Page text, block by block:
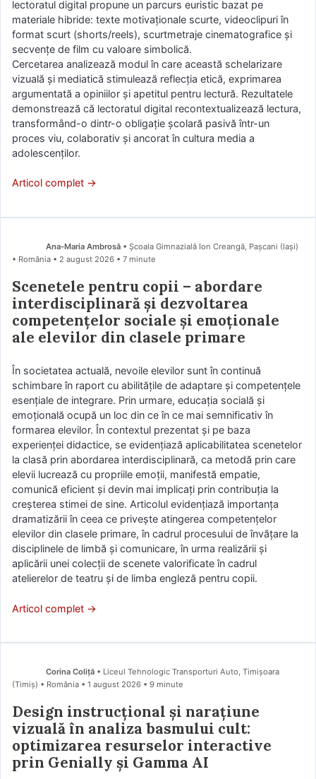
lectoratul digital propune un parcurs euristic bazat pe
materiale hibride: texte motivaționale scurte, videoclipuri în
format scurt (shorts/reels), scurtmetraje cinematografice și
secvențe de film cu valoare simbolică.
Cercetarea analizează modul în care această schelarizare
vizuală și mediatică stimulează reflecția etică, exprimarea
argumentată a opiniilor și apetitul pentru lectură. Rezultatele
demonstrează că lectoratul digital recontextualizează lectura,
transformând-o dintr-o obligație școlară pasivă într-un
proces viu, colaborativ și ancorat în cultura media a
adolescenților.
Articol complet →
Ana-Maria Ambrosă • Școala Gimnazială Ion Creangă, Pașcani (Iaşi)
• România
2 august 2026 • 7 minute
Scenetele pentru copii – abordare
interdisciplinară și dezvoltarea
competențelor sociale și emoționale
ale elevilor din clasele primare
În societatea actuală, nevoile elevilor sunt în continuă
schimbare în raport cu abilitățile de adaptare și competențele
esențiale de integrare. Prin urmare, educația socială și
emoțională ocupă un loc din ce în ce mai semnificativ în
formarea elevilor. În contextul prezentat și pe baza
experienței didactice, se evidențiază aplicabilitatea scenetelor
la clasă prin abordarea interdisciplinară, ca metodă prin care
elevii lucrează cu propriile emoții, manifestă empatie,
comunică eficient și devin mai implicați prin contribuția la
creșterea stimei de sine. Articolul evidențiază importanța
dramatizării în ceea ce privește atingerea competențelor
elevilor din clasele primare, în cadrul procesului de învățare la
disciplinele de limbă și comunicare, în urma realizării și
aplicării unei colecții de scenete valorificate în cadrul
atelierelor de teatru și de limba engleză pentru copii.
Articol complet →
Corina Coliță • Liceul Tehnologic Transporturi Auto, Timișoara
(Timiş) • România
1 august 2026 • 9 minute
Design instrucțional și narațiune
vizuală în analiza basmului cult:
optimizarea resurselor interactive
prin Genially și Gamma AI